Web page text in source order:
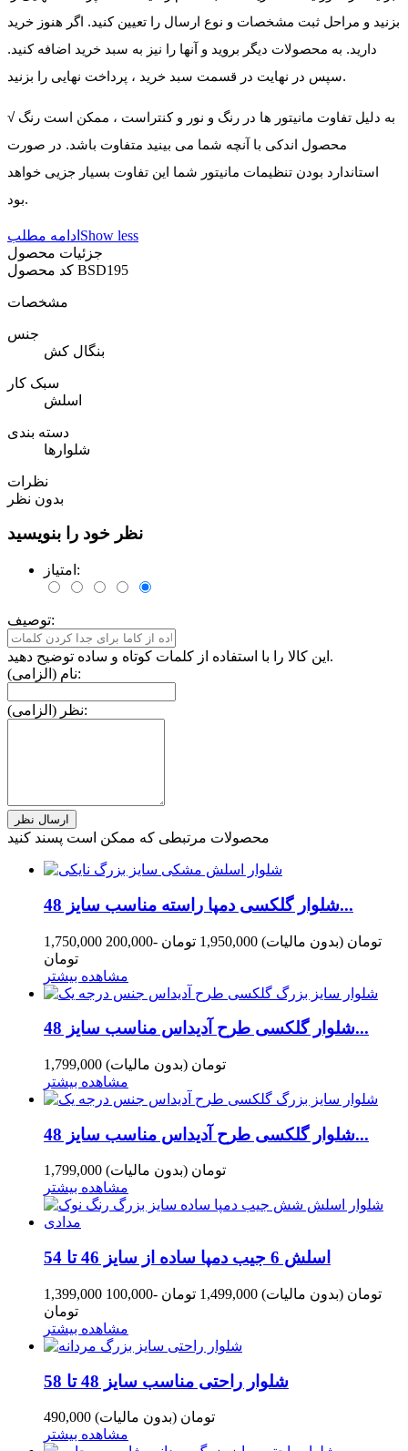
بزنید و مراحل ثبت مشخصات و نوع ارسال را تعیین کنید. اگر هنوز خرید
دارید. به محصولات دیگر بروید و آنها را نیز به سبد خرید اضافه کنید.
سپس در نهایت در قسمت سبد خرید ، پرداخت نهایی را بزنید.
√ به دلیل تفاوت مانیتور ها در رنگ و نور و کنتراست ، ممکن است رنگ
محصول اندکی با آنچه شما می بینید متفاوت باشد. در صورت
استاندارد بودن تنظیمات مانیتور شما این تفاوت بسیار جزیی خواهد
بود.
ادامه مطلب Show less
جزئیات محصول
BSD195
مشخصات
جنس
بنگال کش
سبک کار
اسلش
دسته بندی
شلوارها
نظرات
بدون نظر
نظر خود را بنویسید
امتیاز:
توصیف:
این کالا را با استفاده از کلمات کوتاه و ساده توضیح دهید.
نام (الزامی):
نظر (الزامی):
محصولات مرتبطی که ممکن است پسند کنید
شلوار گلکسی دمپا راسته مناسب سایز 48...
1,750,000 تومان (بدون مالیات) 1,950,000 تومان
-200,000
تومان
مشاهده بیشتر
شلوار گلکسی طرح آدیداس مناسب سایز 48...
1,799,000 تومان (بدون مالیات)
مشاهده بیشتر
شلوار گلکسی طرح آدیداس مناسب سایز 48...
1,799,000 تومان (بدون مالیات)
مشاهده بیشتر
اسلش 6 جیب دمپا ساده از سایز 46 تا 54
1,399,000 تومان (بدون مالیات) 1,499,000 تومان
-100,000
تومان
مشاهده بیشتر
شلوار راحتی مناسب سایز 48 تا 58
490,000 تومان (بدون مالیات)
مشاهده بیشتر